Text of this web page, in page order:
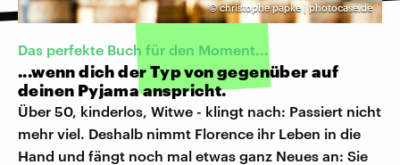
©christophe papke | photocase.de
Das perfekte Buch für den Moment...
...wenn dich der Typ von gegenüber auf
deinen Pyjama anspricht.
Über 50, kinderlos, Witwe - klingt nach: Passiert nicht
mehr viel. Deshalb nimmt Florence ihr Leben in die
Hand und fängt noch mal etwas ganz Neues an: Sie